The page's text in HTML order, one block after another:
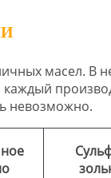
масел.
невозможно.